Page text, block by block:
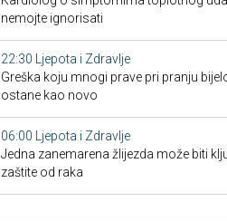
nemojte ignorisati
22:30 Ljepota i Zdravlje
Greška koju mnogi prave pri pranju
ostane kao novo
06:00 Ljepota i Zdravlje
Jedna zanemarena žlijezda može biti
zaštite od raka